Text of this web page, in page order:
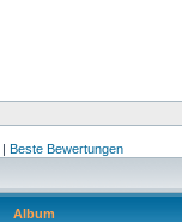
| Beste Bewertungen
Album